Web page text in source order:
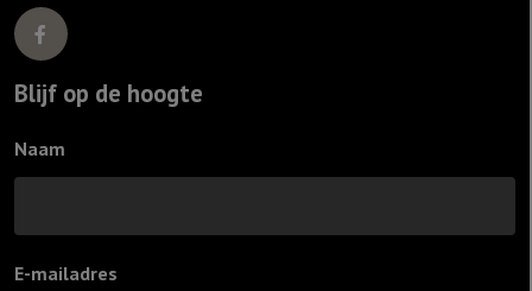
Blijf op de hoogte
Naam
E-mailadres